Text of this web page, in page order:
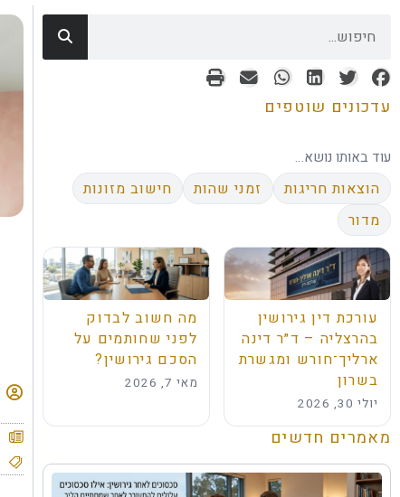
עדכונים שוטפים
עוד באותו נושא…
הוצאות חריגות זמני שהות
חישוב מזונות
מדור
עורכת דין גירושין
בהרצליה – ד״ר דינה
ארליך־חורש ומגשרת
בשרון
יולי 30, 2026
מה חשוב לבדוק
לפני שחותמים על
הסכם גירושין?
מאי 7, 2026
מאמרים חדשים